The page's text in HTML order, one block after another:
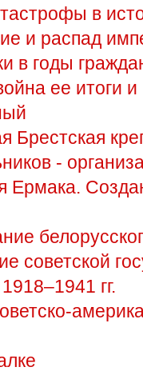
в
и распад
в годы
ее итоги и
Брестская
-
Ермака.
советской
гг.